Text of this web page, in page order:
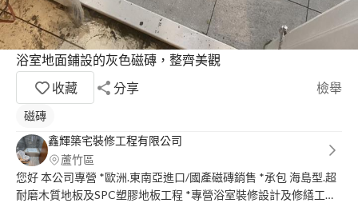
浴室地面鋪設的灰色磁磚，整齊美觀
收藏
分享 檢舉
磁磚
鑫輝築宅裝修工程有限公司
蘆竹區
您好 本公司專營 *歐洲.東南亞進口/國產磁磚銷售 *承包 海島型.超
耐磨木質地板及SPC塑膠地板工程 *專營浴室裝修設計及修繕工程